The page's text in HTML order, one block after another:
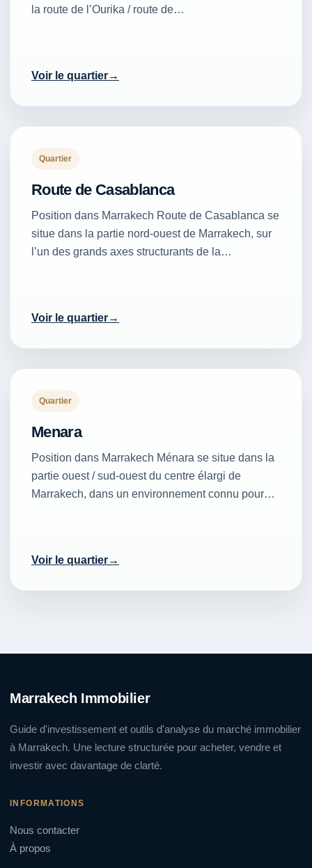
la route de l’Ourika / route de…
Voir le quartier
Quartier
Route de Casablanca
Position dans Marrakech Route de Casablanca se
situe dans la partie nord-ouest de Marrakech, sur
l’un des grands axes structurants de la…
Voir le quartier
Quartier
Menara
Position dans Marrakech Ménara se situe dans la
partie ouest / sud-ouest du centre élargi de
Marrakech, dans un environnement connu pour…
Voir le quartier
Marrakech Immobilier
Guide d'investissement et outils d'analyse du marché immobilier
à Marrakech. Une lecture structurée pour acheter, vendre et
investir avec davantage de clarté.
INFORMATIONS
Nous contacter
À propos